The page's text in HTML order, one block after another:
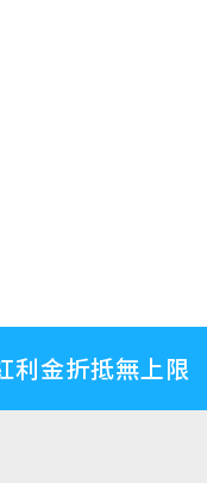
利金折抵無上限